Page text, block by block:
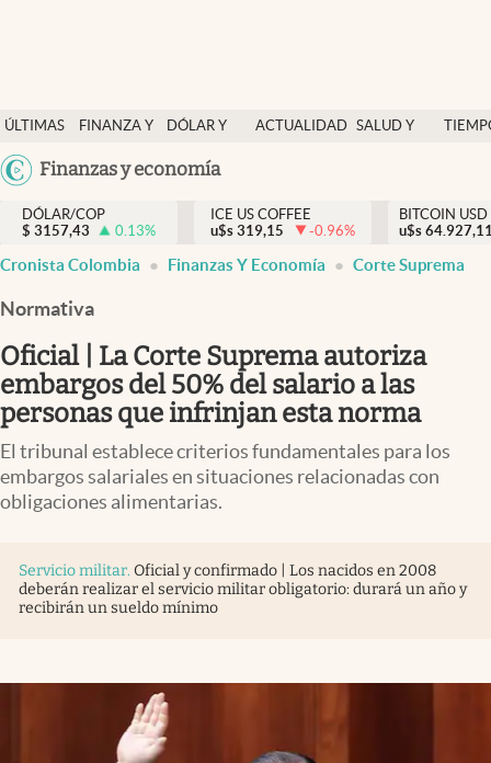
ÚLTIMAS
NOTICIAS
FINANZA Y
DÓLAR Y
ACTUALIDAD SALUD Y
México
USA
Finanzas y economía
Salud y nutrición
Vida espiritual
Actualidad
Colombia
DÓLAR/COP
$ 3157,43 0.13%
ICE US COFFEE
u$s 319,15 -0.96%
BITCOIN USD
u$s
Cronista Colombia Finanzas Y Economía Corte Suprema
Normativa
Oficial | La Corte Suprema autoriza
embargos del 50% del salario a las
personas que infrinjan esta norma
El tribunal establece criterios fundamentales para los
embargos salariales en situaciones relacionadas con
obligaciones alimentarias.
Servicio militar. Oficial y confirmado | Los nacidos en 2008
deberán realizar el servicio militar obligatorio: durará un año y
recibirán un sueldo mínimo